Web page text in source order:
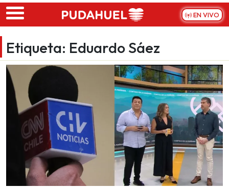
Skip to main content
EN VIVO
Etiqueta: Eduardo Sáez